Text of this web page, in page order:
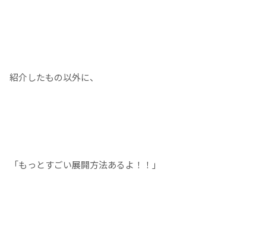
紹介したもの以外に、
「もっとすごい展開方法あるよ！！」